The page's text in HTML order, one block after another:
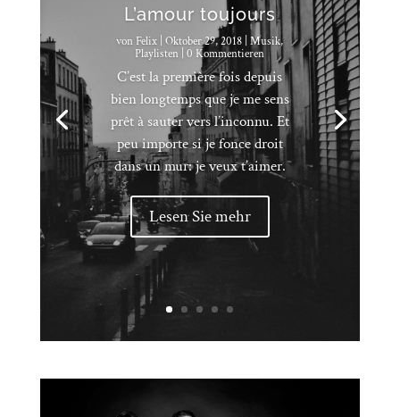
L’amour toujours
vonFelix |Oktober 29, 2018 |Musik,
Playlisten | 0 Kommentieren
C’est la première fois depuis
bien longtemps que je me sens
prêt à sauter vers l’inconnu. Et
peu importe si je fonce droit
dans un mur: je veux t’aimer.
Lesen Sie mehr